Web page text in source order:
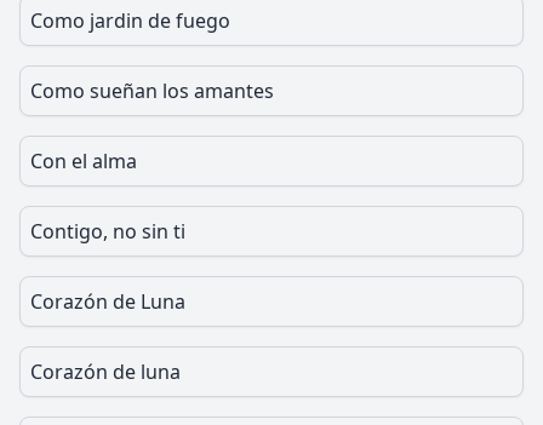
Como jardin de fuego
Como sueñan los amantes
Con el alma
Contigo, no sin ti
Corazón de Luna
Corazón de luna